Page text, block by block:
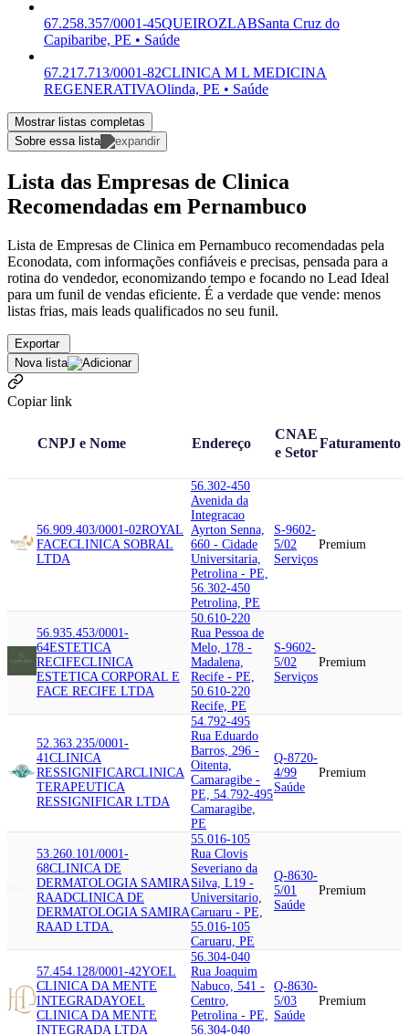
67.258.357/0001-45QUEIROZLABSanta Cruz do
Capibaribe, PE • Saúde
67.217.713/0001-82CLINICA M L MEDICINA
REGENERATIVAOlinda, PE • Saúde
Mostrar listas completas
Sobre essa lista
Lista das Empresas de Clinica
Recomendadas em Pernambuco
Lista de Empresas de Clinica em Pernambuco recomendadas pela
Econodata, com informações confiáveis e precisas, pensada para a
rotina do vendedor, economizando tempo e focando no Lead Ideal
para um funil de vendas eficiente. É a verdade que vende: menos
listas frias, mais leads qualificados no seu funil.
Exportar
Nova lista
Copiar link
CNPJ e Nome Endereço
CNAE
e Setor
Faturamento
56.909.403/0001-02ROYAL
FACECLINICA SOBRAL
LTDA
56.302-450
Avenida da
Integracao
Ayrton Senna,
660 - Cidade
Universitaria,
Petrolina - PE,
56.302-450
Petrolina, PE
S-9602-
5/02
Serviços
Premium
56.935.453/0001-
64ESTETICA
RECIFECLINICA
ESTETICA CORPORAL E
FACE RECIFE LTDA
50.610-220
Rua Pessoa de
Melo, 178 -
Madalena,
Recife - PE,
50.610-220
Recife, PE
S-9602-
5/02
Serviços
Premium
52.363.235/0001-
41CLINICA
RESSIGNIFICARCLINICA
TERAPEUTICA
RESSIGNIFICAR LTDA
54.792-495
Rua Eduardo
Barros, 296 -
Oitenta,
Camaragibe -
PE, 54.792-495
Camaragibe,
PE
Q-8720-
4/99
Saúde
Premium
53.260.101/0001-
68CLINICA DE
DERMATOLOGIA SAMIRA
RAADCLINICA DE
DERMATOLOGIA SAMIRA
RAAD LTDA.
55.016-105
Rua Clovis
Severiano da
Silva, L19 -
Universitario,
Caruaru - PE,
55.016-105
Caruaru, PE
Q-8630-
5/01
Saúde
Premium
57.454.128/0001-42YOEL
CLINICA DA MENTE
INTEGRADAYOEL
CLINICA DA MENTE
INTEGRADA LTDA
56.304-040
Rua Joaquim
Nabuco, 541 -
Centro,
Petrolina - PE,
56.304-040
Q-8630-
5/03
Saúde
Premium